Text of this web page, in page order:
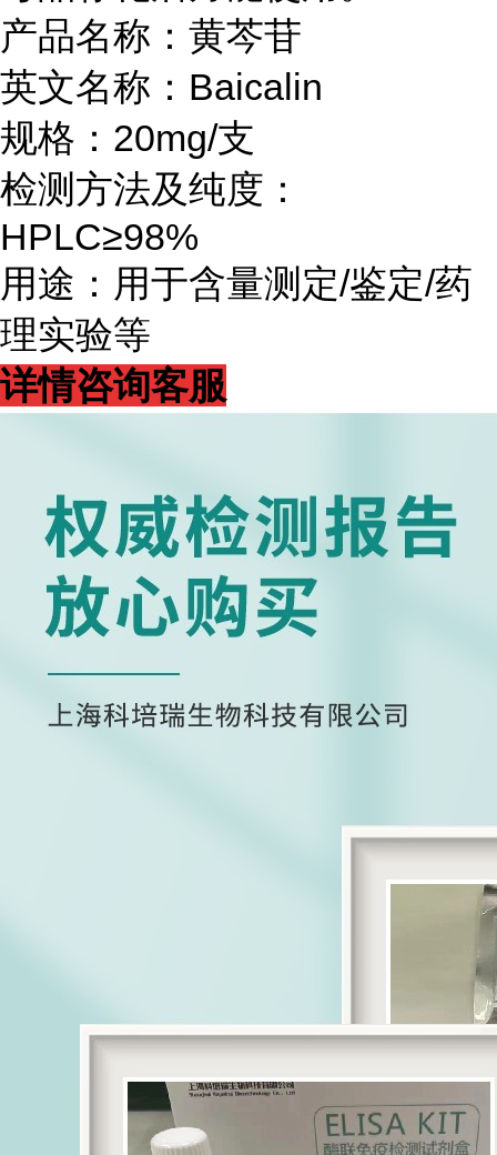
产品名称：黄芩苷
英文名称：Baicalin
规格：20mg/支
检测方法及纯度：
HPLC≥98%
用途：用于含量测定/鉴定/药
理实验等
详情咨询客服